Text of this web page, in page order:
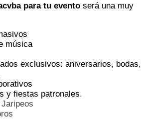
para tu evento será una muy
música
exclusivos: aniversarios, bodas,
y fiestas patronales.